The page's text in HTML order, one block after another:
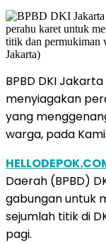
BPBD DKI
menyiagakan
yang
warga, pada
Daerah (BPBD)
gabungan untuk
sejumlah titik di
pagi.